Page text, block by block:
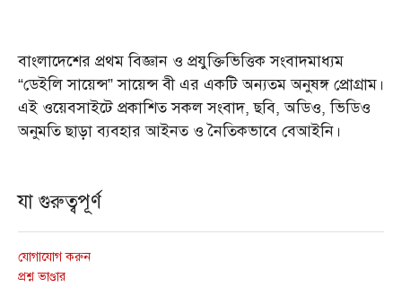
বাংলাদেশের প্রথম বিজ্ঞান ও প্রযুক্তিভিত্তিক সংবাদমাধ্যম
“ডেইলি সায়েন্স” সায়েন্স বী এর একটি অন্যতম অনুষঙ্গ প্রোগ্রাম।
এই ওয়েবসাইটে প্রকাশিত সকল সংবাদ, ছবি, অডিও, ভিডিও
অনুমতি ছাড়া ব্যবহার আইনত ও নৈতিকভাবে বেআইনি।
যা গুরুত্বপূর্ণ
যোগাযোগ করুন
প্রশ্ন ভাণ্ডার